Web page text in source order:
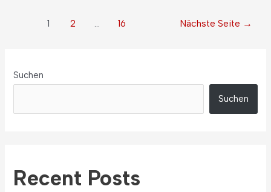
1 2 … 16 Nächste Seite →
Suchen
Suchen
Recent Posts